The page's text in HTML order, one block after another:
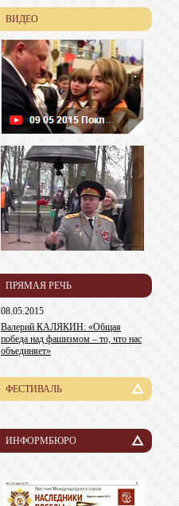
ВИДЕО
ПРЯМАЯ РЕЧЬ
08.05.2015
Валерий КАЛЯКИН: «Общая
победа над фашизмом – то, что нас
объединяет»
ФЕСТИВАЛЬ
История
Лауреаты
Организационный комитет
Информация для участников
ИНФОРМБЮРО
Новости
Пресса о нас